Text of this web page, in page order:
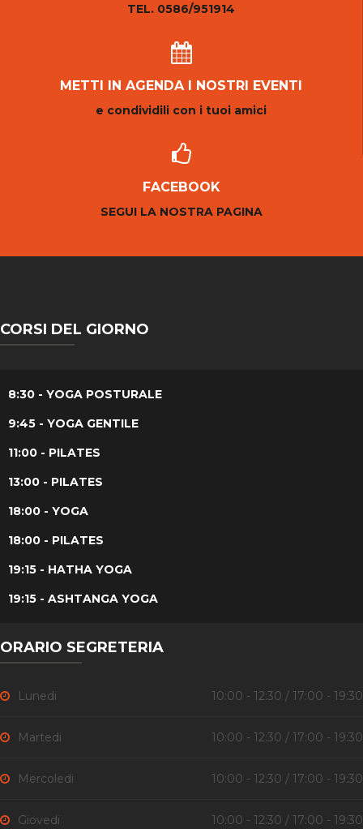
TEL. 0586/951914
METTI IN AGENDA I NOSTRI EVENTI
e condividili con i tuoi amici
FACEBOOK
SEGUI LA NOSTRA PAGINA
CORSI DEL GIORNO
8:30 - YOGA POSTURALE
9:45 - YOGA GENTILE
11:00 - PILATES
13:00 - PILATES
18:00 - YOGA
18:00 - PILATES
19:15 - HATHA YOGA
19:15 - ASHTANGA YOGA
ORARIO SEGRETERIA
Lunedi 10:00 - 12:30 / 17:00 - 19:30
Martedi 10:00 - 12:30 / 17:00 - 19:30
Mercoledi 10:00 - 12:30 / 17:00 - 19:30
Giovedi 10:00 - 12:30 / 17:00 - 19:30